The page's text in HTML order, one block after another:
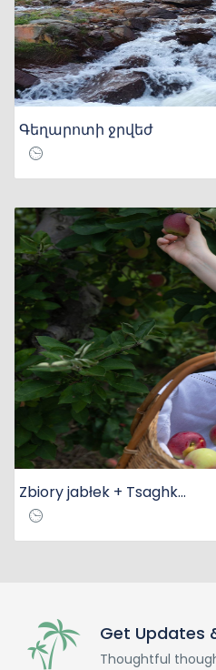
Գեղարոտի ջրվեժ
Zbiory jabłek + Tsaghkevank, Mughni, Saghmosavank
Get Updates
Thoughtful